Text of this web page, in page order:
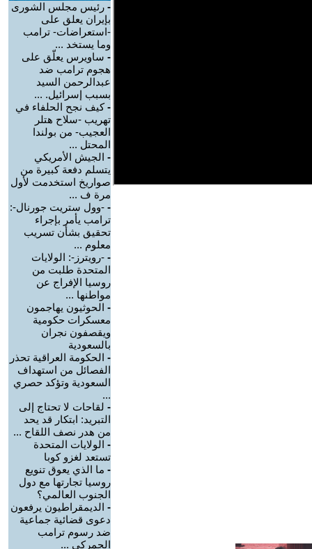
- رئيس مجلس الشورى
بإيران يعلق على
-استعراضات- ترامب
وما يستخد ...
- ساويرس يعلّق على
هجوم ترامب ضد
عبدالرحمن السيد
بسبب إسرائيل. ...
-كيف نجح الحلفاء في
تهريب -سلاح هتلر
العجيب- من بولندا
المحتل ...
- الجيش الأمريكي
يتسلم دفعة كبيرة من
صواريخ استخدمت لأول
مرة ف ...
- -وول ستريت جورنال-:
ترامب يأمر بإجراء
تحقيق بشأن تسريب
معلوم ...
- -رويترز-: الولايات
المتحدة طلبت من
روسيا الإفراج عن
مواطنها ...
- الحوثيون يهاجمون
معسكرات حكومية
ويقصفون نجران
بالسعودية
- الحكومة العراقية تحذر
الفصائل من استهداف
السعودية وتؤكد حصري
...
- لقاحات لا تحتاج إلى
التبريد: ابتكار قد يحد
من هدر نصف اللقاح ...
- الولايات المتحدة
تستعد لغزو كوبا
- ما الذي يعوق تنويع
روسيا تجارتها مع دول
الجنوب العالمي؟
- الديمقراطيون يرفعون
دعوى قضائية جماعية
ضد رسوم ترامب
الجمركي ...